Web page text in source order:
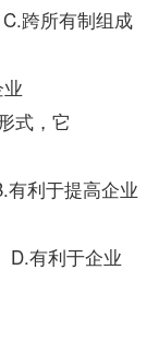
跨所有制组成
式，它
利于提高企业
有利于企业